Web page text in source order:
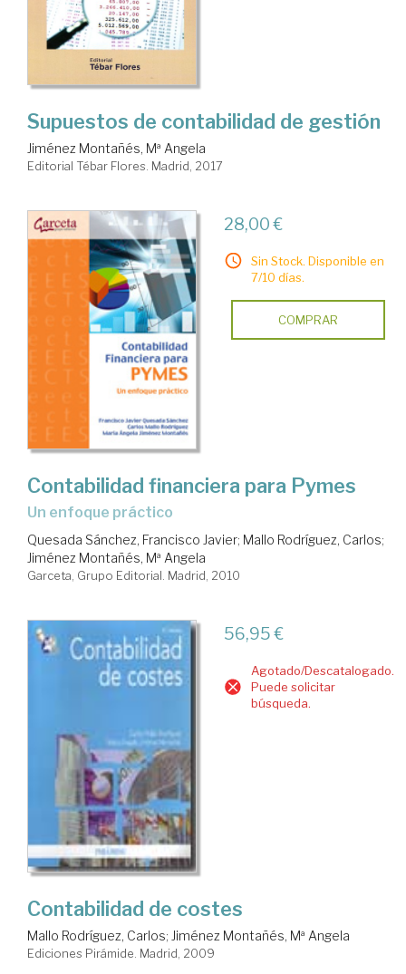
Supuestos de contabilidad de gestión
Jiménez Montañés, Mª Angela
Editorial Tébar Flores. Madrid, 2017
28,00 €
Sin Stock. Disponible en
7/10 días.
COMPRAR
Contabilidad financiera para Pymes
un enfoque práctico
Quesada Sánchez, Francisco Javier; Mallo Rodríguez, Carlos;
Jiménez Montañés, Mª Angela
Garceta, Grupo Editorial. Madrid, 2010
56,95 €
Agotado/Descatalogado.
Puede solicitar
búsqueda.
Contabilidad de costes
Mallo Rodríguez, Carlos; Jiménez Montañés, Mª Angela
Ediciones Pirámide. Madrid, 2009